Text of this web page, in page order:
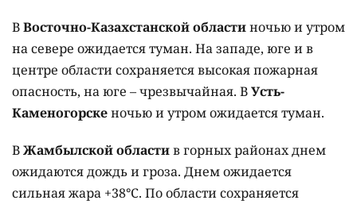
ВВосточно-Казахстанской областиночью и утром
на севере ожидается туман. На западе, юге и в
центре области сохраняется высокая пожарная
опасность, на юге – чрезвычайная. ВУсть-
Каменогорскеночью и утром ожидается туман.
ВЖамбылской областив горных районах днем
ожидаются дождь и гроза. Днем ожидается
сильная жара +38°C. По области сохраняется